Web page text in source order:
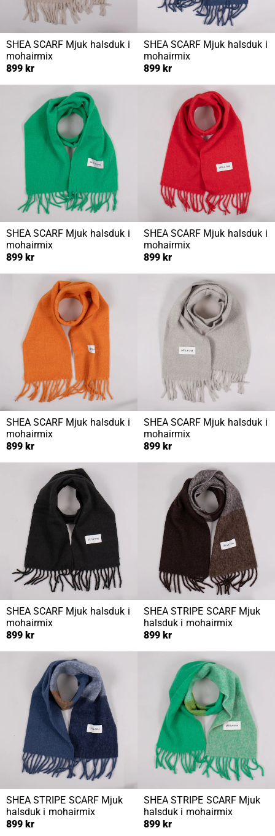
SHEA SCARF Mjuk halsduk i
mohairmix
899 kr
SHEA SCARF Mjuk halsduk i
mohairmix
899 kr
SHEA SCARF Mjuk halsduk i
mohairmix
899 kr
SHEA SCARF Mjuk halsduk i
mohairmix
899 kr
SHEA SCARF Mjuk halsduk i
mohairmix
899 kr
SHEA SCARF Mjuk halsduk i
mohairmix
899 kr
SHEA SCARF Mjuk halsduk i
mohairmix
899 kr
SHEA STRIPE SCARF Mjuk
halsduk i mohairmix
899 kr
SHEA STRIPE SCARF Mjuk
halsduk i mohairmix
899 kr
SHEA STRIPE SCARF Mjuk
halsduk i mohairmix
899 kr